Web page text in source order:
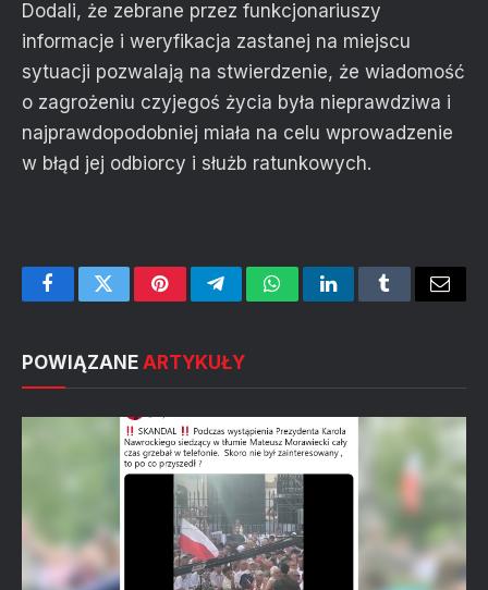
Dodali, że zebrane przez funkcjonariuszy
informacje i weryfikacja zastanej na miejscu
sytuacji pozwalają na stwierdzenie, że wiadomość
o zagrożeniu czyjegoś życia była nieprawdziwa i
najprawdopodobniej miała na celu wprowadzenie
w błąd jej odbiorcy i służb ratunkowych.
FacebookTwitterPinterestTelegramWhatsAppLinkedInTumblrEmail
POWIĄZANE ARTYKUŁY